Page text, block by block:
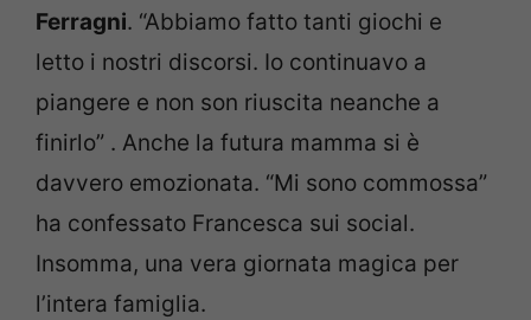
Ferragni. “Abbiamo fatto tanti giochi e
letto i nostri discorsi. Io continuavo a
piangere e non son riuscita neanche a
finirlo” . Anche la futura mamma si è
davvero emozionata. “Mi sono commossa”
ha confessato Francesca sui social.
Insomma, una vera giornata magica per
l’intera famiglia.